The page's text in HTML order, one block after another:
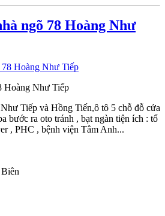
ngõ 78 Hoàng Như
Hoàng Như Tiếp
Tiếp và Hồng Tiến,ô tô 5 chỗ đỗ cửa
bước ra oto tránh , bạt ngàn tiện ích : tổ
, PHC , bệnh viện Tâm Anh...